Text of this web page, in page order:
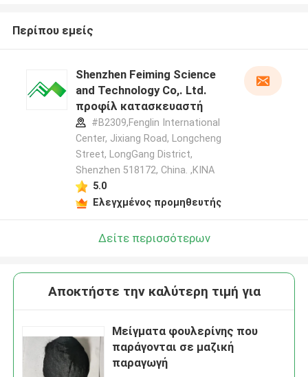
Περίπου εμείς
Shenzhen Feiming Science
and Technology Co,. Ltd.
προφίλ κατασκευαστή
#B2309,Fenglin International
Center, Jixiang Road, Longcheng
Street, LongGang District,
Shenzhen 518172, China. ,ΚΙΝΑ
5.0
Ελεγχμένος προμηθευτής
Δείτε περισσότερων
Αποκτήστε την καλύτερη τιμή για
Μείγματα φουλερίνης που
παράγονται σε μαζική
παραγωγή